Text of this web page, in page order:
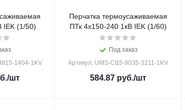
IEK (1/50)
1404-1KV
/шт
Перчатка термоусаживаемая
ПТк 4х150-240 1кВ IEK (1/60)
Под заказ
Артикул: UMS-CB3-9035-3211-1KV
584.87 руб./шт